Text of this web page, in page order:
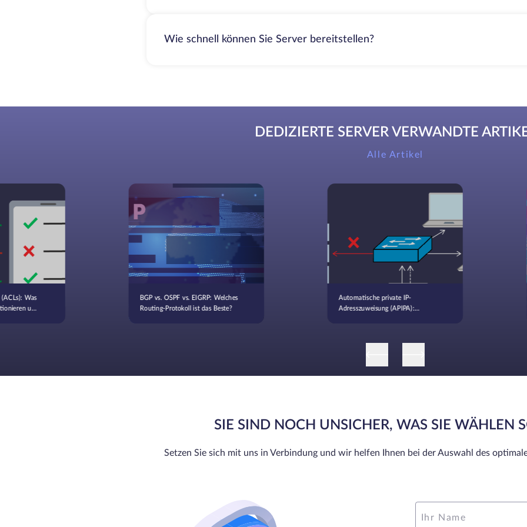
Wie schnell können Sie Server bereitstellen?
DEDIZIERTE SERVER VERWANDTE
Alle Artikel
Was
und
BGP vs. OSPF vs. EIGRP: Welches
Routing-Protokoll ist das Beste?
Automatische private IP-
Adresszuweisung (APIPA):
SIE SIND NOCH UNSICHER, WAS SIE WÄHLEN
Setzen Sie sich mit uns in Verbindung und wir helfen Ihnen bei der Auswahl des
Ihr Name